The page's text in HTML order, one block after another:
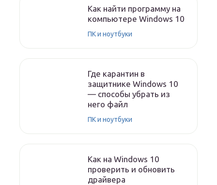
Как найти программу на
компьютере Windows 10
ПК и ноутбуки
Где карантин в
защитнике Windows 10
— способы убрать из
него файл
ПК и ноутбуки
Как на Windows 10
проверить и обновить
драйвера